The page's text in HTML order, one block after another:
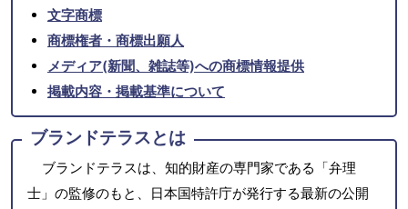
文字商標
商標権者・商標出願人
メディア(新聞、雑誌等)への商標情報提供
掲載内容・掲載基準について
ブランドテラスとは
ブランドテラスは、知的財産の専門家である「弁理
士」の監修のもと、日本国特許庁が発行する最新の公開